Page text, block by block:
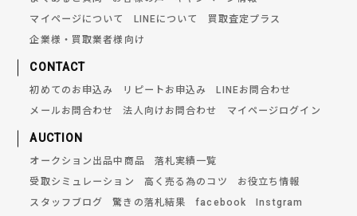
マイページについて
LINEについて
買取査定プラス
企業様・買取業者様向け
CONTACT
初めてのお申込み リピートお申込み
LINEお問合わせ
メールお問合わせ
法人向けお問合わせ マイページログイン
AUCTION
オークション出品中商品
落札実績一覧
受取シミュレーション
高く売る為のコツ
お役立ち情報
スタッフブログ
驚きの落札結果 facebook
Instgram